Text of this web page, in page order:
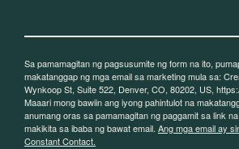
Sa pamamagitan ng pagsusumite ng form na ito,
makatanggap ng mga email sa marketing mula sa:
Wynkoop St, Suite 522, Denver, CO, 80202, US,
Maaari mong bawiin ang iyong pahintulot na
anumang oras sa pamamagitan ng paggamit sa link
makikita sa ibaba ng bawat email. Ang mga email ay
Constant Contact.